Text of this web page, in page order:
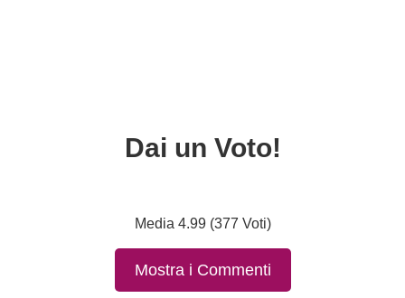
Dai un Voto!
Media 4.99 (377 Voti)
Mostra i Commenti